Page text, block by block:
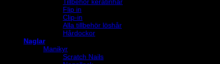
Flip in
Clip-in
Alla tillbehör löshår
Hårdockor
Naglar
Manikyr
Scratch Nails